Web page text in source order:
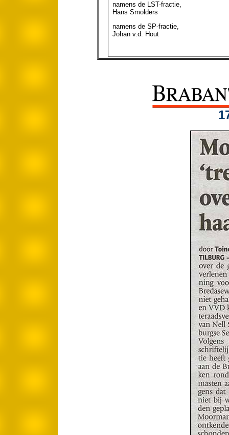
namens de LST-fractie,
Hans Smolders
namens de SP-fractie,
Johan v.d. Hout